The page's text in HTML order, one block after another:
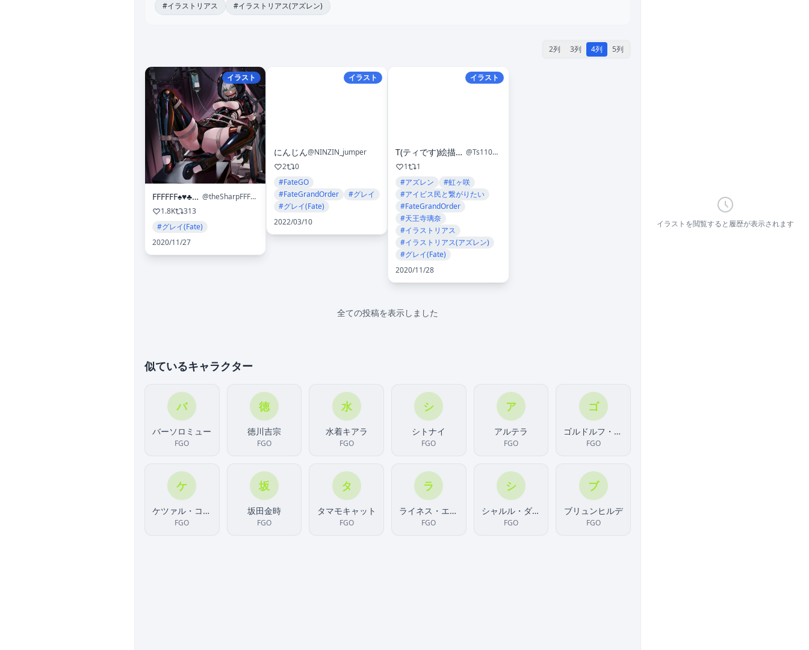
#イラストリアス
#イラストリアス(アズレン)
2列 3列 4列 5列
イラスト
FFFFFF♠♥♣♦＠
@theSharpFFFFFF
1.8K
313
#グレイ(Fate)
2020/11/27
イラスト
にんじん@NINZIN_jumper
2
0
#FateGO
#FateGrandOrder
#グレイ
#グレイ(Fate)
2022/03/10
イラスト
T(ティです)絵描きです
@Ts1101839
1
1
#アズレン
#虹ヶ咲
#アイビス民と繋がりたい
#FateGrandOrder
#天王寺璃奈
#イラストリアス
#イラストリアス(アズレン)
#グレイ(Fate)
2020/11/28
全ての投稿を表示しました
似ているキャラクター
バ
バーソロミュー
FGO
徳
徳川吉宗
FGO
水
水着キアラ
FGO
シ
シトナイ
FGO
ア
アルテラ
FGO
ゴ
ゴルドルフ・ムジーク
FGO
ケ
ケツァル・コアトル
FGO
坂
坂田金時
FGO
タ
タマモキャット
FGO
ラ
ライネス・エルメロイ・アーチゾルテ
FGO
シ
シャルル・ダルタニャン
FGO
ブ
ブリュンヒルデ
FGO
イラストを閲覧すると履歴が表示されます